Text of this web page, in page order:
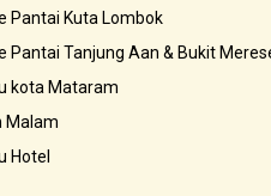
Pantai Kuta Lombok
Pantai Tanjung Aan & Bukit
kota Mataram
Malam
Hotel